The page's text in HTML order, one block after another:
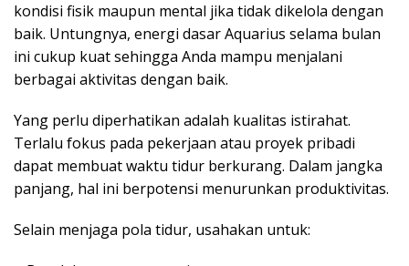
kondisi fisik maupun mental jika tidak dikelola dengan
baik. Untungnya, energi dasar Aquarius selama bulan
ini cukup kuat sehingga Anda mampu menjalani
berbagai aktivitas dengan baik.
Yang perlu diperhatikan adalah kualitas istirahat.
Terlalu fokus pada pekerjaan atau proyek pribadi
dapat membuat waktu tidur berkurang. Dalam jangka
panjang, hal ini berpotensi menurunkan produktivitas.
Selain menjaga pola tidur, usahakan untuk: